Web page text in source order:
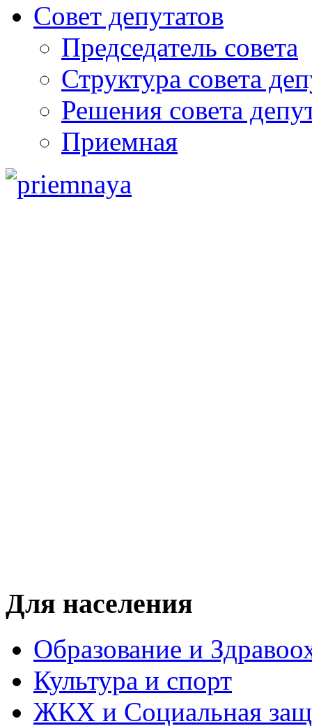
Совет депутатов
Председатель совета
Структура совета
Решения совета
Приемная
Для населения
Образование и
Культура и спорт
ЖКХ и Социальная